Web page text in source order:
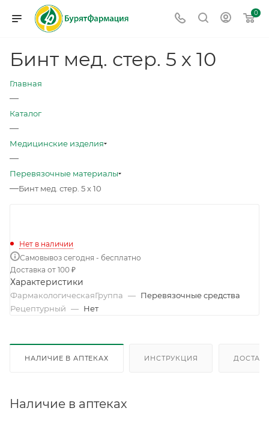
0
Бинт мед. стер. 5 х 10
Главная
—
Каталог
—
Медицинские изделия
—
Перевязочные материалы
—Бинт мед. стер. 5 х 10
Нет в наличии
Самовывоз сегодня - бесплатно
Доставка от 100 ₽
Характеристики
ФармакологическаяГруппа — Перевязочные средства
Рецептурный — Нет
НАЛИЧИЕ В АПТЕКАХ ИНСТРУКЦИЯ
Наличие в аптеках